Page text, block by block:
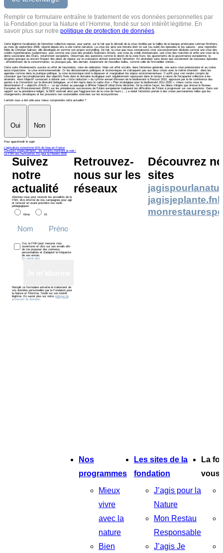
Remplir ce formulaire entraîne le traitement de vos données personnelles par
la Fondation pour la Nature et l’Homme, fondé sur son intérêt légitime. En
savoir plus sur notre politique de protection de données
Cette légitime focalisation de l’attention collective repose, pour partie, sur le fait que le déroulé de la crise révélée par la faillite de la banque américaine Lehman Brothers,
au mois de septembre 2008, répond depuis lors à une trame narrative. La crise est ainsi une histoire dont on suit (ou subit) les épisodes et les saisons : pour reprendre
l’idée de Christian Salmon, elle développe en somme son propre storytelling. De fait, la crise que nous connaissons s’est successivement déclinée comme une crise des
crédits hypothécaires (subprimes), puis comme une crise des produits ﬁnanciers titrisés, une crise du crédit interbancaire, une crise des marchés et enﬁn une crise de la
dette souveraine des États, notamment européens. Désormais des questions comme le destin de la zone Euro, les ajustements de la gouvernance européenne, la
situation grecque ou encore l’impact des plans de rigueur sur la croissance attirent justement l’attention. En attendant sans doute que surviennent de nouveaux épisodes
: effondrement de la consommation, ou pourquoi pas, dès demain, éclatement de nouvelles bulles, comme celle de l’immobilier chinois…
Cette suite d’évènements suscite un effet de fascination, voire de sidération. Mais cet effet occulte, dans l’attention générale, une autre crise préexistante et au moins
aussi impactante : la crise environnementale. Or les décisionnaires politiques et économiques ne s’attaquent pas aux deux crises avec la même intensité : dans les
agendas comme dans la pratique politique, la crise économique tend à dépasser et marginaliser les enjeux environnementaux. Il sufﬁt pour s’en rendre compte de
constater que l’accomplissement des objectifs ﬁxés dans le domaine écologique sont régulièrement repoussés dans le temps à raison de l’incapacité collective à les
atteindre. Ainsi l’objectif consistant à obtenir une « forte réduction » du rythme annuel d’érosion de la biodiversité à l’horizon 2010, approuvé par la 6e conférence des
parties à la Convention sur la diversité biologique, a-t-il été repris dans le cadre d’un « Plan stratégique pour la biodiversité 2011-2020 », mieux connu sous la
dénomination d’ « objectifs d’Aichi » - ce qui revient au passage à différer l’objectif initial d’une décennie. De la même façon, les bilans mitigés que dresse le Bureau
Européen de l’Environnement (BEE) sur les présidences successives de l’Union européenne traduisent les difﬁcultés de l’Union à progresser sur ces questions. Dans son
rapport sur la présidence belge1, le BEE estimait ainsi que l’aggrava-tion de la crise de l’euro (…) a réduit l’attention portée à des crises permanentes telles que les
changements climatiques et les pressions non soutenables exercées sur les écosystèmes.
L'article vous a été utile pour mieux comprendre cette actualité ?
Oui Non
Pour approfondir le sujet
L'agriculture consomme 61% de l'eau en France
Concours #JagisJePlante : les enfants montrent la voie !
La FNH aux Rencontres 1% pour la Planète 2026
Suivez
notre
actualité
Abonnez-vous pour recevoir les actualités de la
FNH, être informé de nos campagnes pour agir
et recevoir en avant-première nos outils
pédagogiques.
Mme M.
Oui, la FNH peut mesurer mes
ouvertures et clics sur ses emails afin
de me proposer des contenus
personnalisés et d’adapter la fréquence
de ses envois.
En savoir plus
Remplir ce formulaire entraîne le traitement de
vos données personnelles par la Fondation pour
la Nature et l’Homme, fondé sur son intérêt
légitime. En savoir plus sur notre politique de
protection de données.
Retrouvez-
nous sur les
réseaux
Découvrez
sites
Nos
programmes
Mieux
vivre
avec la
nature
Bien
Les sites de la
fondation
J’agis pour la
Nature
Mon Restau
Responsable
J’agis Je
La
vous